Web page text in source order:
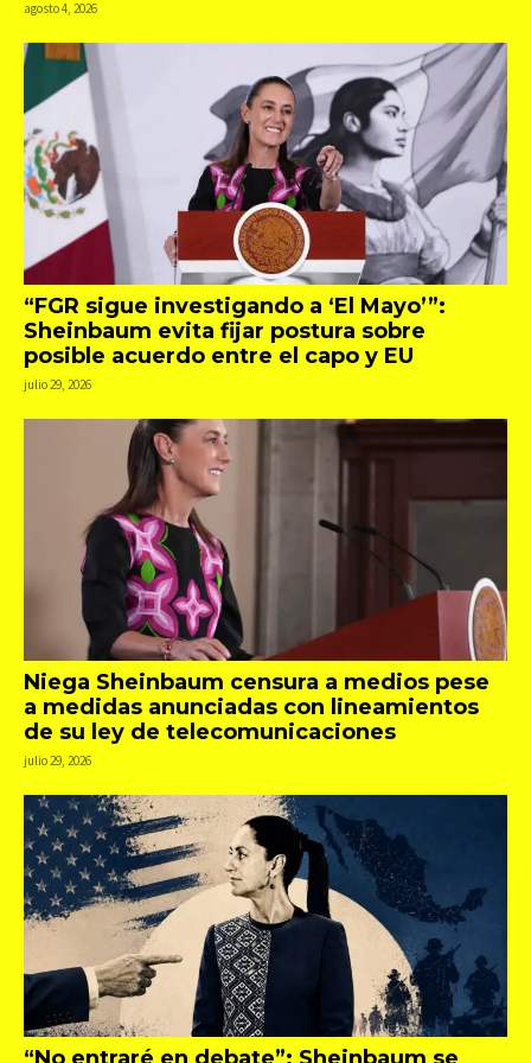
agosto 4, 2026
“FGR sigue investigando a ‘El Mayo’”:
Sheinbaum evita fijar postura sobre
posible acuerdo entre el capo y EU
julio 29, 2026
Niega Sheinbaum censura a medios pese
a medidas anunciadas con lineamientos
de su ley de telecomunicaciones
julio 29, 2026